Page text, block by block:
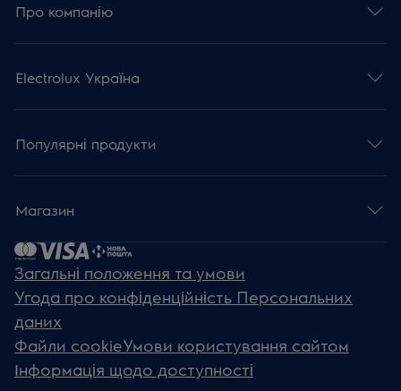
Про компанію
Electrolux Україна
Популярні продукти
Магазин
Загальні положення та умови
Угода про конфіденційність Персональних
даних
Файли cookieУмови користування сайтом
Інформація щодо доступності